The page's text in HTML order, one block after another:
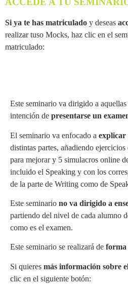
Si ya te has matriculado y deseas
realizar tuso Mocks, haz clic en el
matriculado:
Este seminario va dirigido a aquellas
intención de presentarse un
El seminario va enfocado a explicar
distintas partes, añadiendo
para mejorar y 5 simulacros online
incluido el Speaking y con los
de la parte de Writing como de
Este seminario no va dirigido a
partiendo del nivel de cada alumno
como es el examen.
Este seminario se realizará de forma
Si quieres más información sobre
clic en el siguiente botón: